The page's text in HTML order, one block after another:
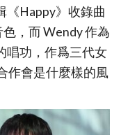
《Happy》收錄曲
，而 Wendy 作為
唱功，作爲三代女
作會是什麼樣的風